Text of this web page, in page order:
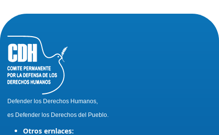
Defender los Derechos Humanos,
es Defender los Derechos del Pueblo.
Otros ernlaces: